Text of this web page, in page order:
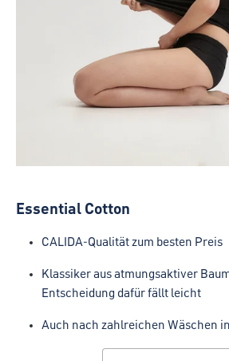
Essential Cotton
CALIDA-Qualität zum besten Preis
Klassiker aus atmungsaktiver
Entscheidung dafür fällt leicht
Auch nach zahlreichen Wäschen